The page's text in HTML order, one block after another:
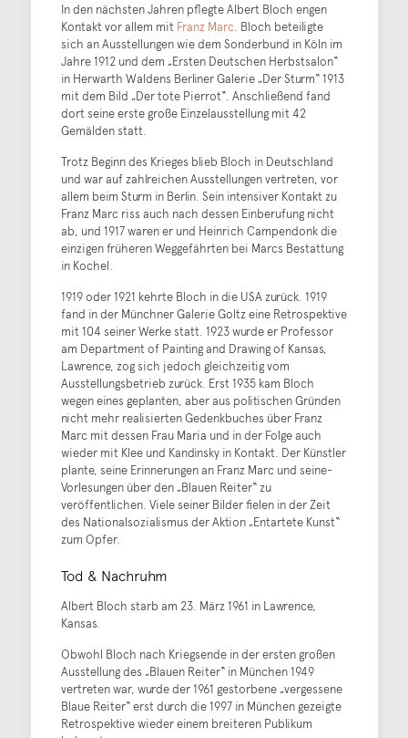
In den nächsten Jahren pflegte Albert Bloch engen
Kontakt vor allem mit Franz Marc. Bloch beteiligte
sich an Ausstellungen wie dem Sonderbund in Köln im
Jahre 1912 und dem „Ersten Deutschen Herbstsalon“
in Herwarth Waldens Berliner Galerie „Der Sturm“ 1913
mit dem Bild „Der tote Pierrot“. Anschließend fand
dort seine erste große Einzelausstellung mit 42
Gemälden statt.
Trotz Beginn des Krieges blieb Bloch in Deutschland
und war auf zahlreichen Ausstellungen vertreten, vor
allem beim Sturm in Berlin. Sein intensiver Kontakt zu
Franz Marc riss auch nach dessen Einberufung nicht
ab, und 1917 waren er und Heinrich Campendonk die
einzigen früheren Weggefährten bei Marcs Bestattung
in Kochel.
1919 oder 1921 kehrte Bloch in die USA zurück. 1919
fand in der Münchner Galerie Goltz eine Retrospektive
mit 104 seiner Werke statt. 1923 wurde er Professor
am Department of Painting and Drawing of Kansas,
Lawrence, zog sich jedoch gleichzeitig vom
Ausstellungsbetrieb zurück. Erst 1935 kam Bloch
wegen eines geplanten, aber aus politischen Gründen
nicht mehr realisierten Gedenkbuches über Franz
Marc mit dessen Frau Maria und in der Folge auch
wieder mit Klee und Kandinsky in Kontakt. Der Künstler
plante, seine Erinnerungen an Franz Marc und seine-
Vorlesungen über den „Blauen Reiter“ zu
veröffentlichen. Viele seiner Bilder fielen in der Zeit
des Nationalsozialismus der Aktion „Entartete Kunst“
zum Opfer.
Tod & Nachruhm
Albert Bloch starb am 23. März 1961 in Lawrence,
Kansas.
Obwohl Bloch nach Kriegsende in der ersten großen
Ausstellung des „Blauen Reiter“ in München 1949
vertreten war, wurde der 1961 gestorbene „vergessene
Blaue Reiter“ erst durch die 1997 in München gezeigte
Retrospektive wieder einem breiteren Publikum